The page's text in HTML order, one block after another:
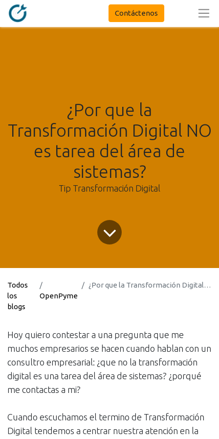
Contáctenos
¿Por que la
Transformación Digital NO
es tarea del área de
sistemas?
Tip Transformación Digital
Todos
los
blogs
OpenPyme
¿Por que la Transformación Digital NO es tarea del área de sistemas?
Hoy quiero contestar a una pregunta que me
muchos empresarios se hacen cuando hablan con un
consultro empresarial: ¿que no la transformación
digital es una tarea del área de sistemas? ¿porqué
me contactas a mi?
Cuando escuchamos el termino de Transformación
Digital tendemos a centrar nuestra atención en la